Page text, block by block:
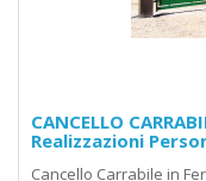
CANCELLO
Realizzazioni
Cancello Carrabile in